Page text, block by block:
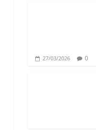
27/03/2026 0